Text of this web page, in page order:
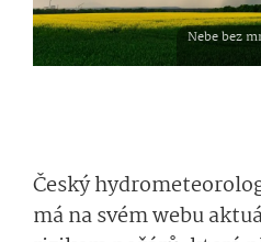
Nebe bez
Český
má na svém webu